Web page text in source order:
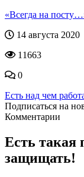
«Всегда на
14 августа 2020
11663
0
Есть над чем
Подписаться на
Комментарии
Есть такая
защищать!